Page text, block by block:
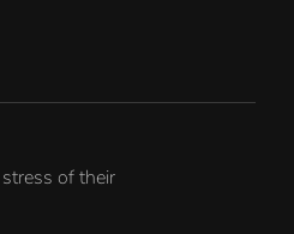
of their